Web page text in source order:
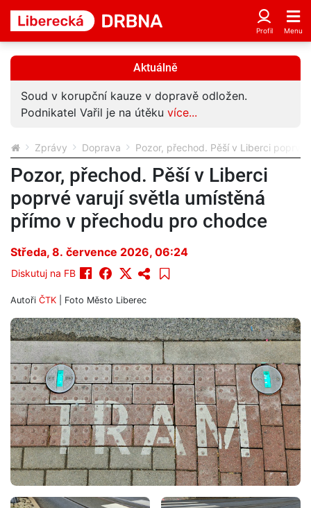
Aktuálně
Tři pobodaní nožem v Tanvaldu. Útočníka policie
zadrželavíce...
Zprávy Doprava Pozor, přechod. Pěší v Liberci
Pozor, přechod. Pěší v Liberci
poprvé varují světla umístěná
přímo v přechodu pro chodce
Středa, 8. července 2026, 06:24
Diskutuj na FB
Autoři ČTK | Foto Město Liberec